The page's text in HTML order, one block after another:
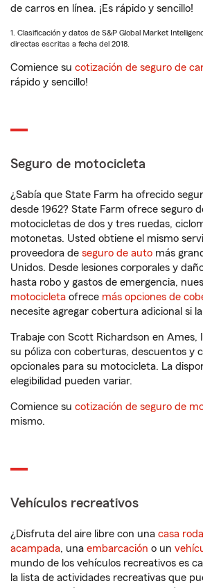
de carros en línea. ¡Es rápido y sencillo!
1. Clasificación y datos de S&P Global Market
directas escritas a fecha del 2018.
Comience su cotización de seguro de
rápido y sencillo!
Seguro de motocicleta
¿Sabía que State Farm ha ofrecido
desde 1962? State Farm ofrece seguro
motocicletas de dos y tres ruedas,
motonetas. Usted obtiene el mismo
proveedora de seguro de auto más
Unidos. Desde lesiones corporales y
hasta robo y gastos de emergencia,
motocicleta ofrece más opciones de
necesite agregar cobertura adicional si
Trabaje con Scott Richardson en Ames,
su póliza con coberturas, descuentos y
opcionales para su motocicleta. La
elegibilidad pueden variar.
Comience su cotización de seguro de
mismo.
Vehículos recreativos
¿Disfruta del aire libre con una casa
acampada, una embarcación o un
mundo de los vehículos recreativos es
la lista de actividades recreativas que